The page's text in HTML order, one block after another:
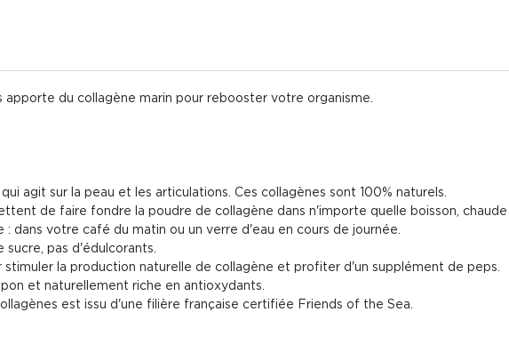
du collagène marin pour rebooster votre organisme.
agit sur la peau et les articulations. Ces collagènes sont 100% naturels.
de faire fondre la poudre de collagène dans n'importe quelle boisson,
dans votre café du matin ou un verre d'eau en cours de journée.
pas d'édulcorants.
la production naturelle de collagène et profiter d'un supplément de peps.
et naturellement riche en antioxydants.
est issu d'une filière française certifiée Friends of the Sea.